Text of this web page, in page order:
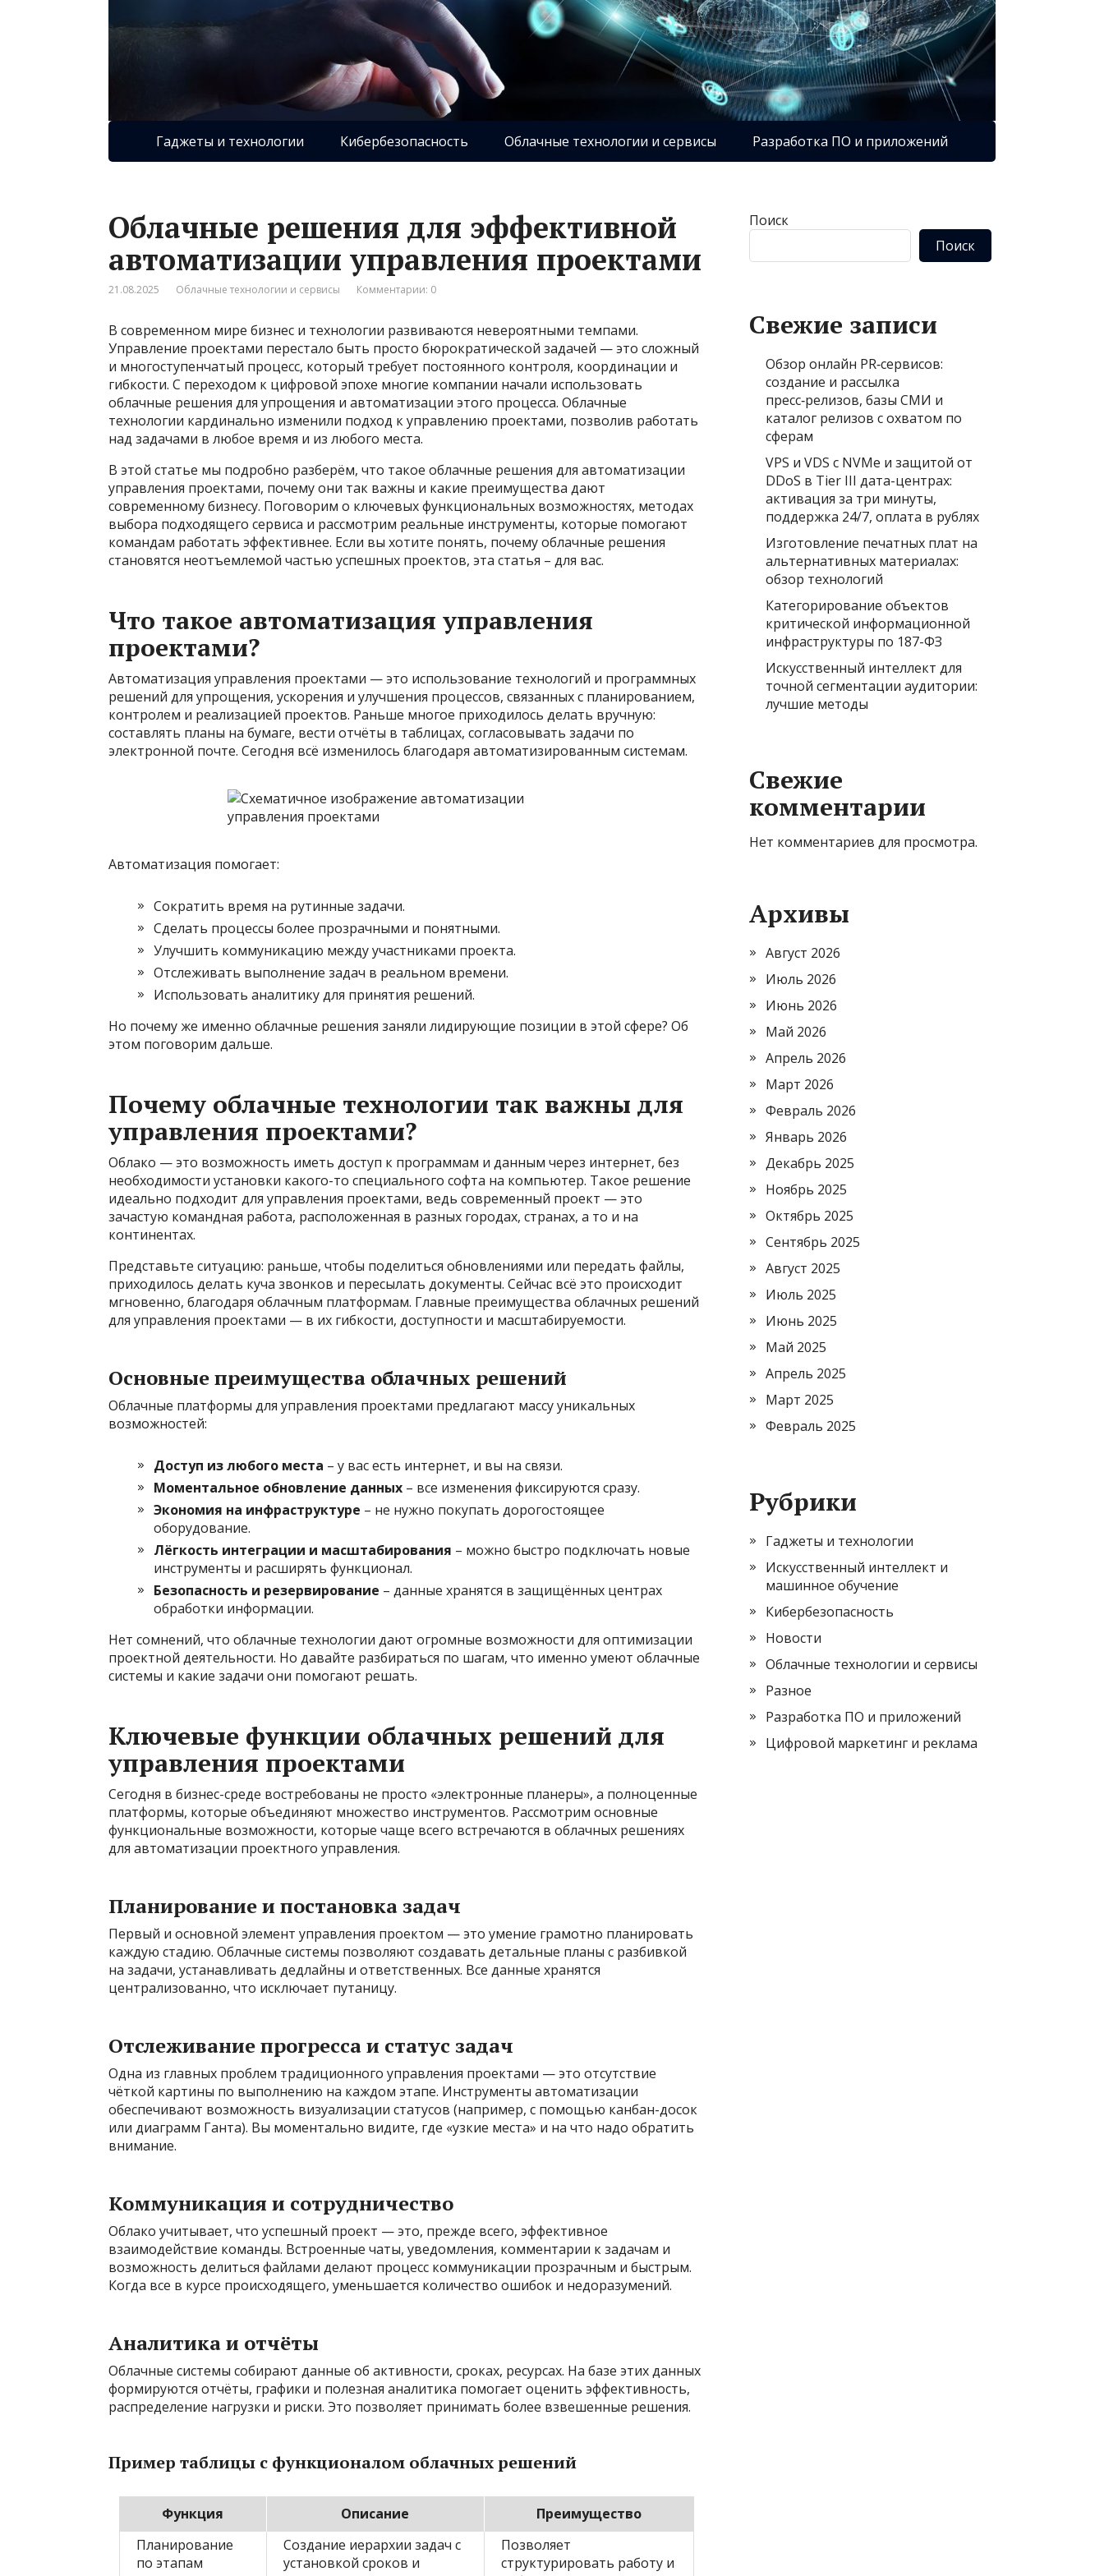
Гаджеты и технологии Кибербезопасность Облачные технологии и сервисы Разработка ПО и приложений
Облачные решения для эффективной
автоматизации управления проектами
21.08.2025 Облачные технологии и сервисы Комментарии: 0
В современном мире бизнес и технологии развиваются невероятными темпами.
Управление проектами перестало быть просто бюрократической задачей — это сложный
и многоступенчатый процесс, который требует постоянного контроля, координации и
гибкости. С переходом к цифровой эпохе многие компании начали использовать
облачные решения для упрощения и автоматизации этого процесса. Облачные
технологии кардинально изменили подход к управлению проектами, позволив работать
над задачами в любое время и из любого места.
В этой статье мы подробно разберём, что такое облачные решения для автоматизации
управления проектами, почему они так важны и какие преимущества дают
современному бизнесу. Поговорим о ключевых функциональных возможностях, методах
выбора подходящего сервиса и рассмотрим реальные инструменты, которые помогают
командам работать эффективнее. Если вы хотите понять, почему облачные решения
становятся неотъемлемой частью успешных проектов, эта статья – для вас.
Что такое автоматизация управления
проектами?
Автоматизация управления проектами — это использование технологий и программных
решений для упрощения, ускорения и улучшения процессов, связанных с планированием,
контролем и реализацией проектов. Раньше многое приходилось делать вручную:
составлять планы на бумаге, вести отчёты в таблицах, согласовывать задачи по
электронной почте. Сегодня всё изменилось благодаря автоматизированным системам.
Автоматизация помогает:
Сократить время на рутинные задачи.
Сделать процессы более прозрачными и понятными.
Улучшить коммуникацию между участниками проекта.
Отслеживать выполнение задач в реальном времени.
Использовать аналитику для принятия решений.
Но почему же именно облачные решения заняли лидирующие позиции в этой сфере? Об
этом поговорим дальше.
Почему облачные технологии так важны для
управления проектами?
Облако — это возможность иметь доступ к программам и данным через интернет, без
необходимости установки какого-то специального софта на компьютер. Такое решение
идеально подходит для управления проектами, ведь современный проект — это
зачастую командная работа, расположенная в разных городах, странах, а то и на
континентах.
Представьте ситуацию: раньше, чтобы поделиться обновлениями или передать файлы,
приходилось делать куча звонков и пересылать документы. Сейчас всё это происходит
мгновенно, благодаря облачным платформам. Главные преимущества облачных решений
для управления проектами — в их гибкости, доступности и масштабируемости.
Основные преимущества облачных решений
Облачные платформы для управления проектами предлагают массу уникальных
возможностей:
Доступ из любого места – у вас есть интернет, и вы на связи.
Моментальное обновление данных – все изменения фиксируются сразу.
Экономия на инфраструктуре – не нужно покупать дорогостоящее
оборудование.
Лёгкость интеграции и масштабирования – можно быстро подключать новые
инструменты и расширять функционал.
Безопасность и резервирование – данные хранятся в защищённых центрах
обработки информации.
Нет сомнений, что облачные технологии дают огромные возможности для оптимизации
проектной деятельности. Но давайте разбираться по шагам, что именно умеют облачные
системы и какие задачи они помогают решать.
Ключевые функции облачных решений для
управления проектами
Сегодня в бизнес-среде востребованы не просто «электронные планеры», а полноценные
платформы, которые объединяют множество инструментов. Рассмотрим основные
функциональные возможности, которые чаще всего встречаются в облачных решениях
для автоматизации проектного управления.
Планирование и постановка задач
Первый и основной элемент управления проектом — это умение грамотно планировать
каждую стадию. Облачные системы позволяют создавать детальные планы с разбивкой
на задачи, устанавливать дедлайны и ответственных. Все данные хранятся
централизованно, что исключает путаницу.
Отслеживание прогресса и статус задач
Одна из главных проблем традиционного управления проектами — это отсутствие
чёткой картины по выполнению на каждом этапе. Инструменты автоматизации
обеспечивают возможность визуализации статусов (например, с помощью канбан-досок
или диаграмм Ганта). Вы моментально видите, где «узкие места» и на что надо обратить
внимание.
Коммуникация и сотрудничество
Облако учитывает, что успешный проект — это, прежде всего, эффективное
взаимодействие команды. Встроенные чаты, уведомления, комментарии к задачам и
возможность делиться файлами делают процесс коммуникации прозрачным и быстрым.
Когда все в курсе происходящего, уменьшается количество ошибок и недоразумений.
Аналитика и отчёты
Облачные системы собирают данные об активности, сроках, ресурсах. На базе этих данных
формируются отчёты, графики и полезная аналитика помогает оценить эффективность,
распределение нагрузки и риски. Это позволяет принимать более взвешенные решения.
Пример таблицы с функционалом облачных решений
Функция Описание
Преимущество
Планирование
по этапам
Создание иерархии задач с
установкой сроков и
Позволяет
структурировать работу и
Поиск
Поиск
Свежие записи
Обзор онлайн PR‑сервисов:
создание и рассылка
пресс‑релизов, базы СМИ и
каталог релизов с охватом по
сферам
VPS и VDS с NVMe и защитой от
DDoS в Tier III дата-центрах:
активация за три минуты,
поддержка 24/7, оплата в рублях
Изготовление печатных плат на
альтернативных материалах:
обзор технологий
Категорирование объектов
критической информационной
инфраструктуры по 187-ФЗ
Искусственный интеллект для
точной сегментации аудитории:
лучшие методы
Свежие
комментарии
Нет комментариев для просмотра.
Архивы
Август 2026
Июль 2026
Июнь 2026
Май 2026
Апрель 2026
Март 2026
Февраль 2026
Январь 2026
Декабрь 2025
Ноябрь 2025
Октябрь 2025
Сентябрь 2025
Август 2025
Июль 2025
Июнь 2025
Май 2025
Апрель 2025
Март 2025
Февраль 2025
Рубрики
Гаджеты и технологии
Искусственный интеллект и
машинное обучение
Кибербезопасность
Новости
Облачные технологии и сервисы
Разное
Разработка ПО и приложений
Цифровой маркетинг и реклама